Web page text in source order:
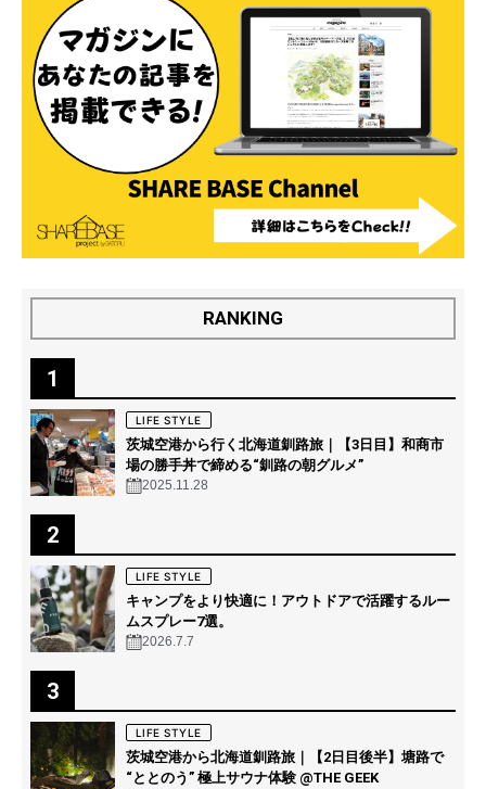
RANKING
1
LIFE STYLE
茨城空港から行く北海道釧路旅｜【3日目】和商市
場の勝手丼で締める“釧路の朝グルメ”
2025.11.28
2
LIFE STYLE
キャンプをより快適に！アウトドアで活躍するルー
ムスプレー7選。
2026.7.7
3
LIFE STYLE
茨城空港から北海道釧路旅｜【2日目後半】塘路で
“ととのう” 極上サウナ体験 @THE GEEK